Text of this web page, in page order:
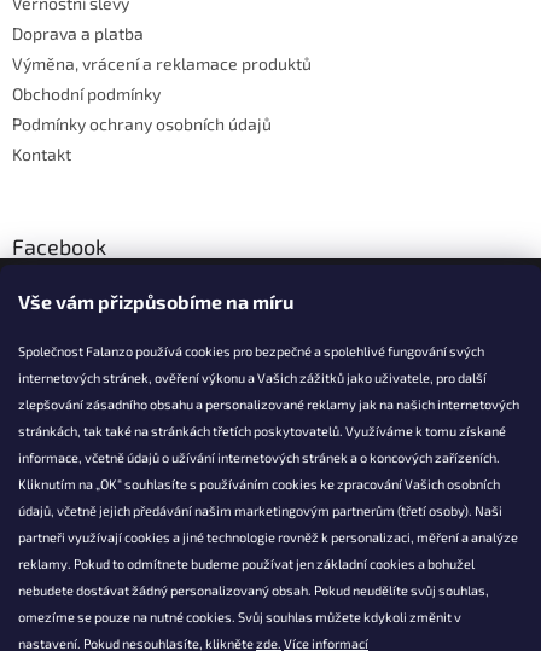
Vše vám přizpůsobíme na míru
Společnost Falanzo používá cookies pro bezpečné a spolehlivé fungování svých
internetových stránek, ověření výkonu a Vašich zážitků jako uživatele, pro další
zlepšování zásadního obsahu a personalizované reklamy jak na našich internetových
stránkách, tak také na stránkách třetích poskytovatelů. Využíváme k tomu získané
informace, včetně údajů o užívání internetových stránek a o koncových zařízeních.
Kliknutím na „OK“ souhlasíte s používáním cookies ke zpracování Vašich osobních
údajů, včetně jejich předávání našim marketingovým partnerům (třetí osoby). Naši
partneři využívají cookies a jiné technologie rovněž k personalizaci, měření a analýze
reklamy. Pokud to odmítnete budeme používat jen základní cookies a bohužel
nebudete dostávat žádný personalizovaný obsah. Pokud neudělíte svůj souhlas,
omezíme se pouze na nutné cookies. Svůj souhlas můžete kdykoli změnit v
nastavení. Pokud nesouhlasíte, kliknětezde. Více informací
Doprava a platba
Výměna, vrácení a reklamace produktů
Obchodní podmínky
Podmínky ochrany osobních údajů
Kontakt
Facebook
KONTAKT
info@falanzo.cz
Falanzo.cz
FalanzoCZ